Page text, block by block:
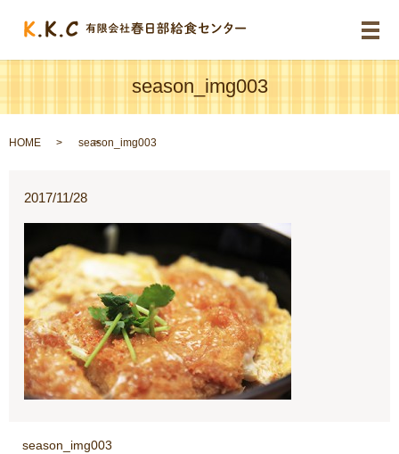
メ
season_img003
HOME season_img003
2017/11/28
season_img003